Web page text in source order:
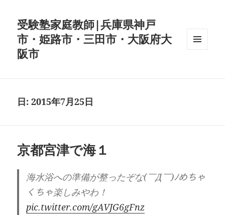
受験塾家庭教師|兵庫県神戸
市・姫路市・三田市・大阪府大
阪市
日:2015年7月25日
京都宮津で海１
海水浴への準備が整ったぞな(￣Д￣)ﾉめちゃ
くちゃ楽しみやわ！
pic.twitter.com/gAVJG6gFnz